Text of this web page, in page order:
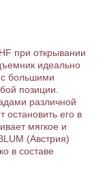
при открывании
идеально
большими
позиции.
различной
его в
мягкое и
(Австрия)
в составе